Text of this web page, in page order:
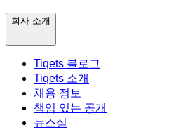
회사 소개
Tiqets 블로그
Tiqets 소개
채용 정보
책임 있는 공개
뉴스실